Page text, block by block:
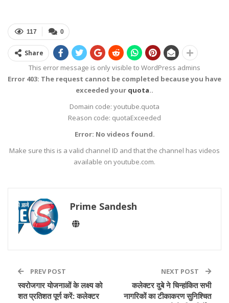
0
117
Share
This error message is only visible to WordPress admins
Error 403: The request cannot be completed because you have
exceeded your quota..
Domain code: youtube.quota
Reason code: quotaExceeded
Error: No videos found.
Make sure this is a valid channel ID and that the channel has videos
available on youtube.com.
Prime Sandesh
PREV POST
स्वरोजगार योजनाओं के लक्ष्य को
शत प्रतिशत पूर्ण करें: कलेक्टर
NEXT POST
कलेक्टर दुबे ने चिन्हांकित सभी
नागरिकों का टीकाकरण सुनिश्चित